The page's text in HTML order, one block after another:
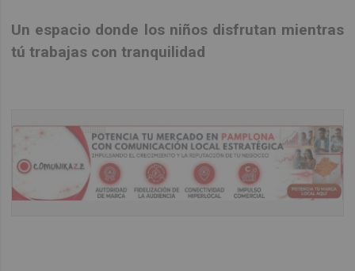
Un espacio donde los niños disfrutan mientras
tú trabajas con tranquilidad